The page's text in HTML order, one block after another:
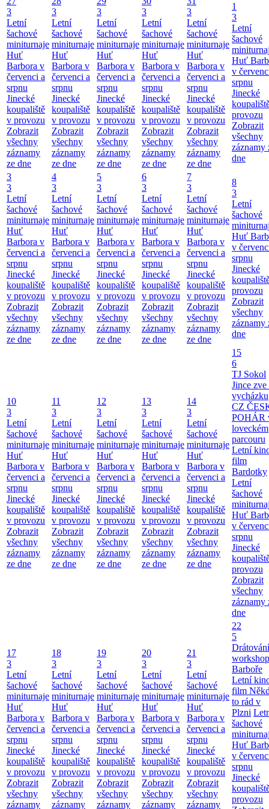
3
Letní
šachové
miniturnaje
Huť
Barbora v
červenci a
srpnu
Jinecké
koupaliště
v provozu
Zobrazit
všechny
záznamy
ze dne
3
Letní
šachové
miniturnaje
Huť
Barbora v
červenci a
srpnu
Jinecké
koupaliště
v provozu
Zobrazit
všechny
záznamy
ze dne
3
Letní
šachové
miniturnaje
Huť
Barbora v
červenci a
srpnu
Jinecké
koupaliště
v provozu
Zobrazit
všechny
záznamy
ze dne
3
Letní
šachové
miniturnaje
Huť
Barbora v
červenci a
srpnu
Jinecké
koupaliště
v provozu
Zobrazit
všechny
záznamy
ze dne
3
Letní
šachové
miniturnaje
Huť
Barbora v
červenci a
srpnu
Jinecké
koupaliště
v provozu
Zobrazit
všechny
záznamy
ze dne
1
3
Letní
šachové
Huť
v
srpnu
Jinecké
provozu
Zobrazit
všechny
záznamy
dne
3
3
Letní
šachové
miniturnaje
Huť
Barbora v
červenci a
srpnu
Jinecké
koupaliště
v provozu
Zobrazit
všechny
záznamy
ze dne
4
3
Letní
šachové
miniturnaje
Huť
Barbora v
červenci a
srpnu
Jinecké
koupaliště
v provozu
Zobrazit
všechny
záznamy
ze dne
5
3
Letní
šachové
miniturnaje
Huť
Barbora v
červenci a
srpnu
Jinecké
koupaliště
v provozu
Zobrazit
všechny
záznamy
ze dne
6
3
Letní
šachové
miniturnaje
Huť
Barbora v
červenci a
srpnu
Jinecké
koupaliště
v provozu
Zobrazit
všechny
záznamy
ze dne
7
3
Letní
šachové
miniturnaje
Huť
Barbora v
červenci a
srpnu
Jinecké
koupaliště
v provozu
Zobrazit
všechny
záznamy
ze dne
8
3
Letní
šachové
Huť
v
srpnu
Jinecké
provozu
Zobrazit
všechny
záznamy
dne
10
3
Letní
šachové
miniturnaje
Huť
Barbora v
červenci a
srpnu
Jinecké
koupaliště
v provozu
Zobrazit
všechny
záznamy
ze dne
11
3
Letní
šachové
miniturnaje
Huť
Barbora v
červenci a
srpnu
Jinecké
koupaliště
v provozu
Zobrazit
všechny
záznamy
ze dne
12
3
Letní
šachové
miniturnaje
Huť
Barbora v
červenci a
srpnu
Jinecké
koupaliště
v provozu
Zobrazit
všechny
záznamy
ze dne
13
3
Letní
šachové
miniturnaje
Huť
Barbora v
červenci a
srpnu
Jinecké
koupaliště
v provozu
Zobrazit
všechny
záznamy
ze dne
14
3
Letní
šachové
miniturnaje
Huť
Barbora v
červenci a
srpnu
Jinecké
koupaliště
v provozu
Zobrazit
všechny
záznamy
ze dne
15
6
TJ Sokol
Jince zve
vycházku
CZ
POHÁR
loveckém
parcouru
Letní
film
Bardotky
Letní
šachové
Huť
v
srpnu
Jinecké
provozu
Zobrazit
všechny
záznamy
dne
17
3
Letní
šachové
miniturnaje
Huť
Barbora v
červenci a
srpnu
Jinecké
koupaliště
v provozu
Zobrazit
všechny
záznamy
18
3
Letní
šachové
miniturnaje
Huť
Barbora v
červenci a
srpnu
Jinecké
koupaliště
v provozu
Zobrazit
všechny
záznamy
19
3
Letní
šachové
miniturnaje
Huť
Barbora v
červenci a
srpnu
Jinecké
koupaliště
v provozu
Zobrazit
všechny
záznamy
20
3
Letní
šachové
miniturnaje
Huť
Barbora v
červenci a
srpnu
Jinecké
koupaliště
v provozu
Zobrazit
všechny
záznamy
21
3
Letní
šachové
miniturnaje
Huť
Barbora v
červenci a
srpnu
Jinecké
koupaliště
v provozu
Zobrazit
všechny
záznamy
22
5
Barboře
Letní
film
to rád v
Plzni
šachové
Huť
v
srpnu
Jinecké
provozu